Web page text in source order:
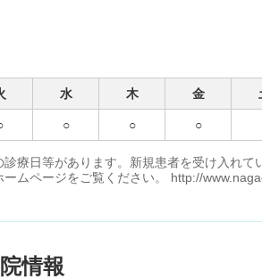
水 木 金
○ ○ ○
療日等があります。新規患者を受け入れて
ムページをご覧ください。 http://
情報